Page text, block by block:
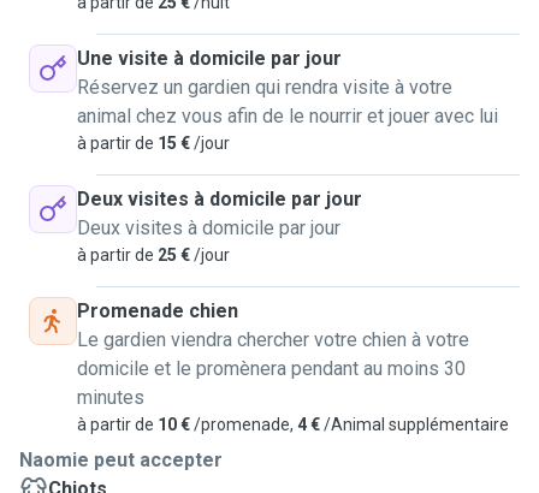
Une visite à domicile par jour
Réservez un gardien qui rendra visite à votre
animal chez vous afin de le nourrir et jouer avec lui
à partir de 15 €/jour
Deux visites à domicile par jour
Deux visites à domicile par jour
à partir de 25 €/jour
Promenade chien
Le gardien viendra chercher votre chien à votre
domicile et le promènera pendant au moins 30
minutes
à partir de 10 €/promenade, 4 €/Animal supplémentaire
Naomie peut accepter